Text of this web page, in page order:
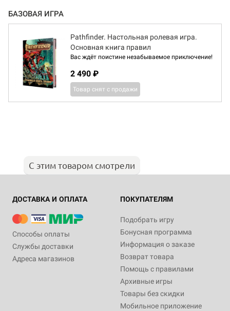
БАЗОВАЯ ИГРА
Pathfinder. Настольная ролевая игра.
Основная книга правил
Вас ждёт поистине незабываемое приключение!
2 490 ₽
Товар снят с продажи
С этим товаром смотрели
ДОСТАВКА И ОПЛАТА
Способы оплаты
Службы доставки
Адреса магазинов
ПОКУПАТЕЛЯМ
Подобрать игру
Бонусная программа
Информация о заказе
Возврат товара
Помощь с правилами
Архивные игры
Товары без скидки
Мобильное приложение